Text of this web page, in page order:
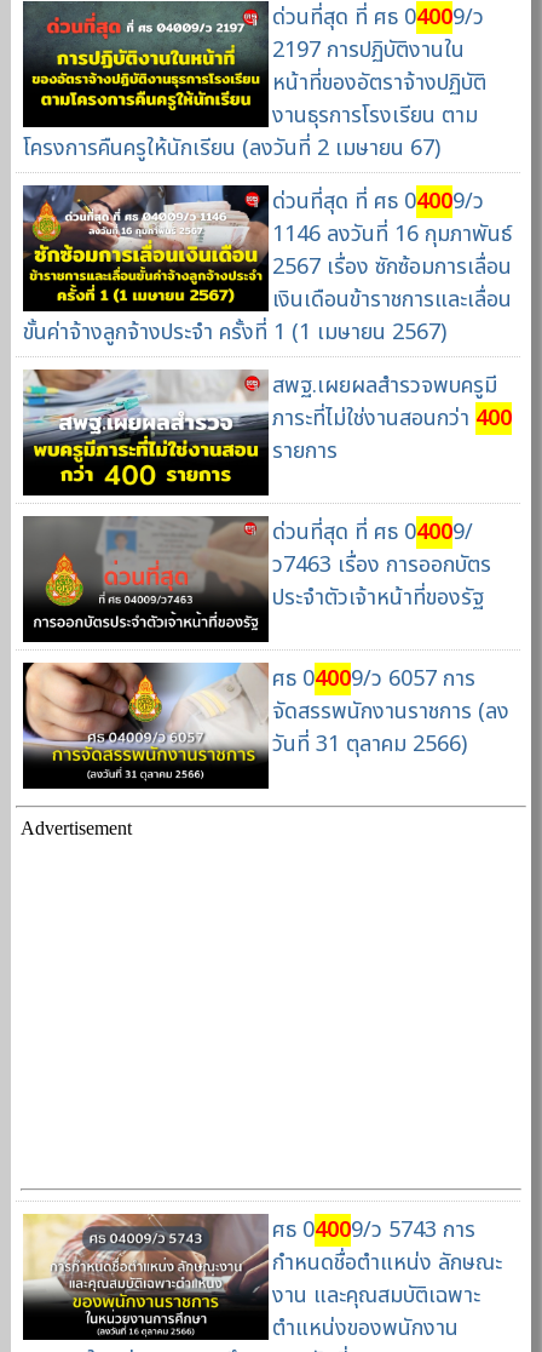
ด่วนที่สุด ที่ ศธ 04009/ว
2197 การปฏิบัติงานใน
หน้าที่ของอัตราจ้างปฏิบัติ
งานธุรการโรงเรียน ตาม
โครงการคืนครูให้นักเรียน (ลงวันที่ 2 เมษายน 67)
ด่วนที่สุด ที่ ศธ 04009/ว
1146 ลงวันที่ 16 กุมภาพันธ์
2567 เรื่อง ซักซ้อมการเลื่อน
เงินเดือนข้าราชการและเลื่อน
ขั้นค่าจ้างลูกจ้างประจำ ครั้งที่ 1 (1 เมษายน 2567)
สพฐ.เผยผลสำรวจพบครูมี
ภาระที่ไม่ใช่งานสอนกว่า 400
รายการ
ด่วนที่สุด ที่ ศธ 04009/
ว7463 เรื่อง การออกบัตร
ประจำตัวเจ้าหน้าที่ของรัฐ
ศธ 04009/ว 6057 การ
จัดสรรพนักงานราชการ (ลง
วันที่ 31 ตุลาคม 2566)
Advertisement
ศธ 04009/ว 5743 การ
กำหนดชื่อตำแหน่ง ลักษณะ
งาน และคุณสมบัติเฉพาะ
ตำแหน่งของพนักงาน